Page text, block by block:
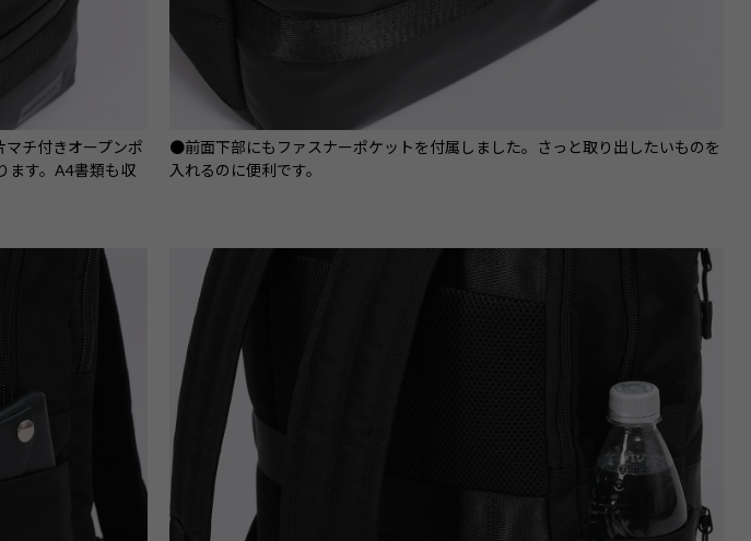
チ付きオープンポ
ます。A4書類も収
●前面下部にもファスナーポケットを付属しました。さっと取り出したいものを
入れるのに便利です。